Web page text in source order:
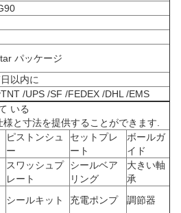
パッケージ
以内に
/UPS /SF /FEDEX /DHL /EMS
いる
と寸法を提供することができます.
ピストンシュ
ー
セットプレ
ート
ボールガ
イド
スワッシュプ
レート
シールベア
リング
大きい軸
承
シールキット 充電ポンプ
調節器